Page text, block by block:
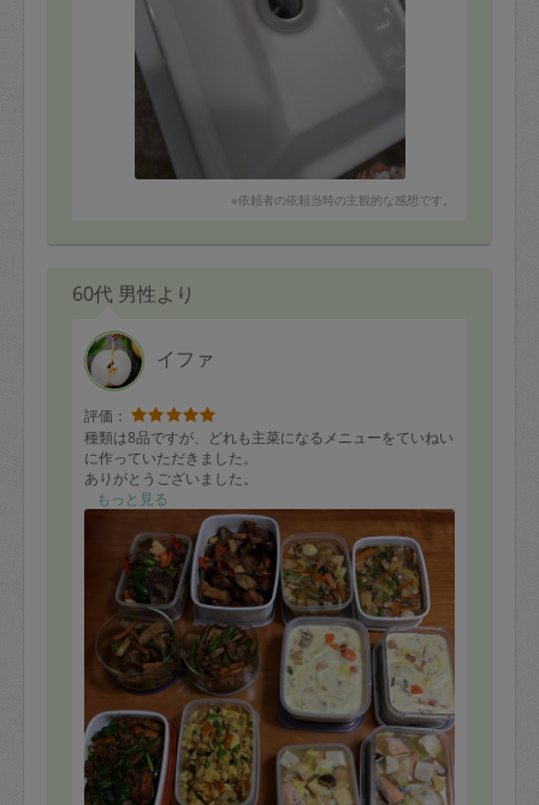
※依頼者の依頼当時の主観的な感想です。
60代 男性より
イファ
評価：
種類は8品ですが、どれも主菜になるメニューをていねい
に作っていただきました。
ありがとうございました。
もっと見る